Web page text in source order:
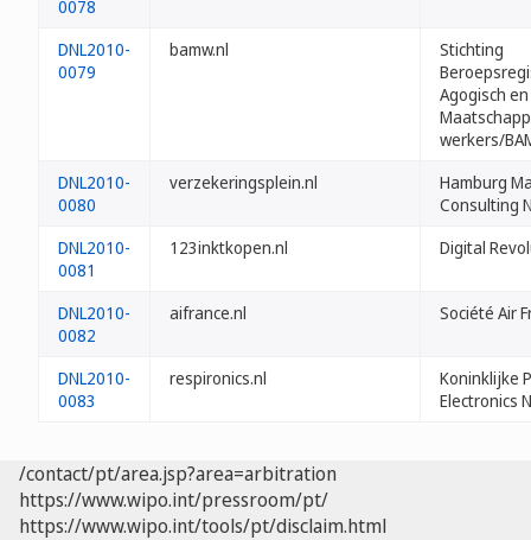
0078
DNL2010-
0079
bamw.nl
Stichting
Agogisch en
werkers/
DNL2010-
0080
verzekeringsplein.nl
Hamburg
Consulting
DNL2010-
0081
123inktkopen.nl Digital
DNL2010-
0082
aifrance.nl Société Air
DNL2010-
0083
respironics.nl
Koninklijke
Electronics
/contact/pt/area.jsp?area=arbitration
https://www.wipo.int/pressroom/pt/
https://www.wipo.int/tools/pt/disclaim.html